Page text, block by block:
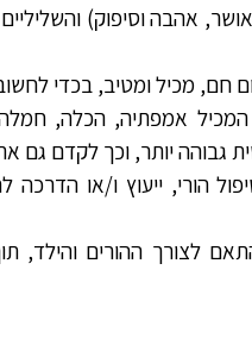
אהבה וסיפוק)
חם, מכיל ומטיב, בכדי
אמפתיה, הכלה, חמלה,
גבוהה יותר, וכך לקדם גם
הורי, ייעוץ ו/או
לצורך ההורים והילד,